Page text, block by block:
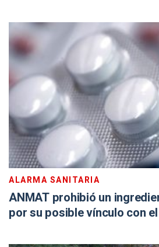
ALARMA SANITARIA
ANMAT prohibió un
por su posible vínculo con